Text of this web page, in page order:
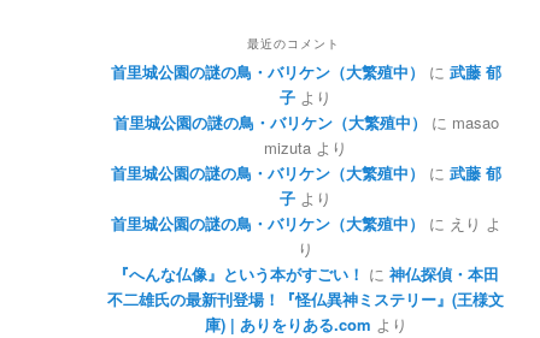
最近のコメント
首里城公園の謎の鳥・バリケン（大繁殖中） に 武藤 郁
子 より
首里城公園の謎の鳥・バリケン（大繁殖中）
に masao
mizuta より
首里城公園の謎の鳥・バリケン（大繁殖中）
に 武藤 郁
子 より
首里城公園の謎の鳥・バリケン（大繁殖中）
に えり よ
り
『へんな仏像』という本がすごい！ に 神仏探偵・本田
不二雄氏の最新刊登場！『怪仏異神ミステリー』(王様文
庫) | ありをりある.com より